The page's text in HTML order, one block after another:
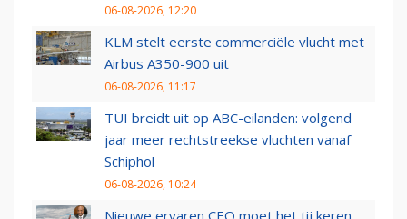
06-08-2026, 12:20
KLM stelt eerste commerciële vlucht met
Airbus A350-900 uit
06-08-2026, 11:17
TUI breidt uit op ABC-eilanden: volgend
jaar meer rechtstreekse vluchten vanaf
Schiphol
06-08-2026, 10:24